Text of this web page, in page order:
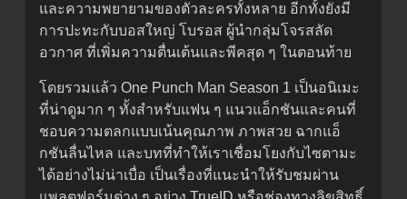
และความพยายามของตัวละครทั้งหลาย อีกทั้งยังมี
การปะทะกับบอสใหญ่ โบรอส ผู้นำกลุ่มโจรสลัด
อวกาศ ที่เพิ่มความตื่นเต้นและพีคสุด ๆ ในตอนท้าย
โดยรวมแล้ว One Punch Man Season 1 เป็นอนิเมะ
ที่น่าดูมาก ๆ ทั้งสำหรับแฟน ๆ แนวแอ็กชันและคนที่
ชอบความตลกแบบเน้นคุณภาพ ภาพสวย ฉากแอ็
กชันลื่นไหล และบทที่ทำให้เราเชื่อมโยงกับไซตามะ
ได้อย่างไม่น่าเบื่อ เป็นเรื่องที่แนะนำให้รับชมผ่าน